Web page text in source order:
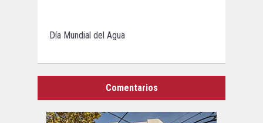
Día Mundial del Agua
Comentarios